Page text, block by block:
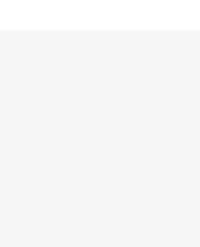
e
portes